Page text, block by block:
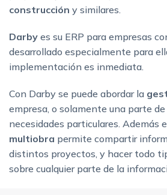
construcción y similares.
Darby es su ERP para empresas
desarrollado especialmente para
implementación es inmediata.
Con Darby se puede abordar la
empresa, o solamente una parte
necesidades particulares. Además
multiobra permite compartir
distintos proyectos, y hacer todo
sobre cualquier parte de la